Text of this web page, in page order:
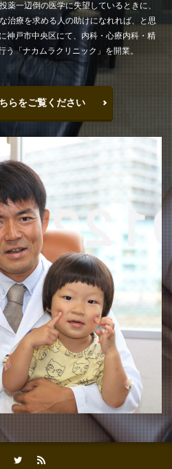
薬一辺倒の医学に失望しているときに、
治療を求める人の助けになれれば、と思
神戸市中央区にて、内科・心療内科・精
う「ナカムラクリニック」を開業。
らをご覧ください